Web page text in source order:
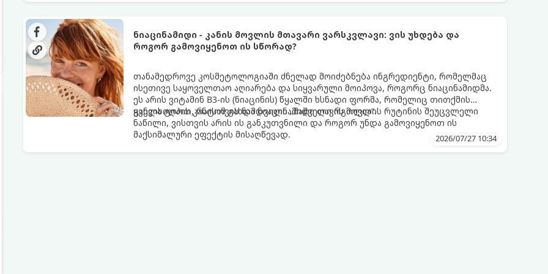
ნიაცინამიდი - კანის მოვლის მთავარი ვარსკვლავი: ვის უხდება და
როგორ გამოვიყენოთ ის სწორად?
თანამედროვე კოსმეტოლოგიაში ძნელად მოიძებნება ინგრედიენტი, რომელმაც
ისეთივე საყოველთაო აღიარება და სიყვარული მოიპოვა, როგორც ნიაცინამიდმა.
ეს არის ვიტამინ B3-ის (ნიაცინის) წყალში ხსნადი ფორმა, რომელიც თითქმის
ყველა ტიპის კანისთვის ნამდვილი „მაშველი რგოლია“.
განვიხილოთ, რატომ გახდა ნიაცინამიდი თავის მოვლის რუტინის შეუცვლელი
ნაწილი, ვისთვის არის ის განკუთვნილი და როგორ უნდა გამოვიყენოთ ის
მაქსიმალური ეფექტის მისაღწევად.
2026/07/27 10:34